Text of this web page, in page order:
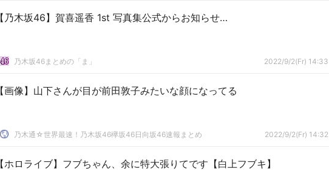
【乃木坂46】賀喜遥香 1st 写真集公式からお知らせ…
乃木坂46まとめの「ま」 2022/9/2(Fr) 14:33
【画像】山下さんが目が前田敦子みたいな顔になってる
乃木通☆世界最速！乃木坂46欅坂46日向坂46速報まとめ 2022/9/2(Fr) 14:32
【ホロライブ】フブちゃん、余に特大張りてです【白上フブキ】